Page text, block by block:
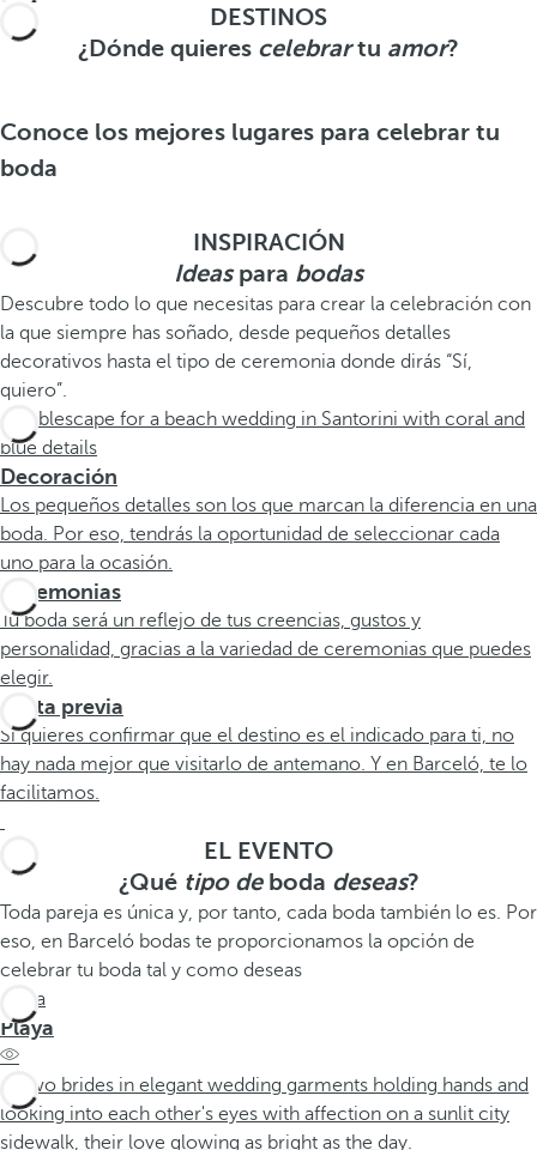
DESTINOS
¿Dónde quieres celebrartu amor?
Conoce los mejores lugares para celebrar tu
boda
INSPIRACIÓN
Ideaspara bodas
Descubre todo lo que necesitas para crear la celebración con
la que siempre has soñado, desde pequeños detalles
decorativos hasta el tipo de ceremonia donde dirás “Sí,
quiero”.
Decoración
Los pequeños detalles son los que marcan la diferencia en una
boda. Por eso, tendrás la oportunidad de seleccionar cada
uno para la ocasión.
Ceremonias
Tu boda será un reflejo de tus creencias, gustos y
personalidad, gracias a la variedad de ceremonias que puedes
elegir.
Visita previa
Si quieres confirmar que el destino es el indicado para ti, no
hay nada mejor que visitarlo de antemano. Y en Barceló, te lo
facilitamos.
EL EVENTO
¿Qué tipo de boda deseas?
Toda pareja es única y, por tanto, cada boda también lo es. Por
eso, en Barceló bodas te proporcionamos la opción de
celebrar tu boda tal y como deseas
Playa
Playa